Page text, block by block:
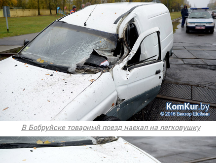
В Бобруйске товарный поезд наехал на легковушку